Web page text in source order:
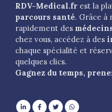
RDV-Medical.fr est la
parcours santé. Grâce à
rapidement des
chez vous, accédez à des
chaque spécialité et
quelques clics.
Gagnez du temps,